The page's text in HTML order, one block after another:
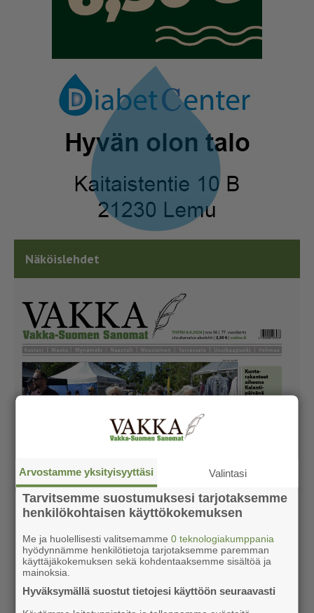
Näköislehdet
Arvostamme yksityisyyttäsi Valintasi
Tarvitsemme suostumuksesi tarjotaksemme
henkilökohtaisen käyttökokemuksen
Me ja huolellisesti valitsemamme0 teknologiakumppania
hyödynnämme henkilötietoja tarjotaksemme paremman
käyttäjäkokemuksen sekä kohdentaaksemme sisältöä ja
mainoksia.
Hyväksymällä suostut tietojesi käyttöön seuraavasti